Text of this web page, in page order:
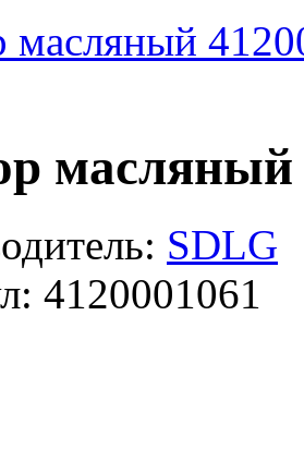
масляный
SDLG
4120001061